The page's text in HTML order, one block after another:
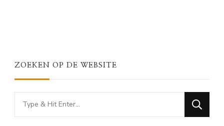
ZOEKEN OP DE WEBSITE
Looking
for